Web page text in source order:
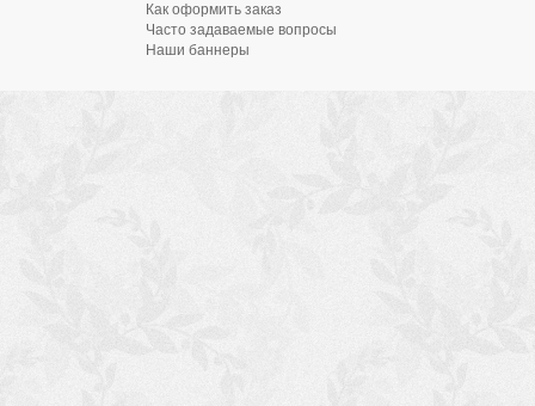
Как оформить заказ
Часто задаваемые вопросы
Наши баннеры